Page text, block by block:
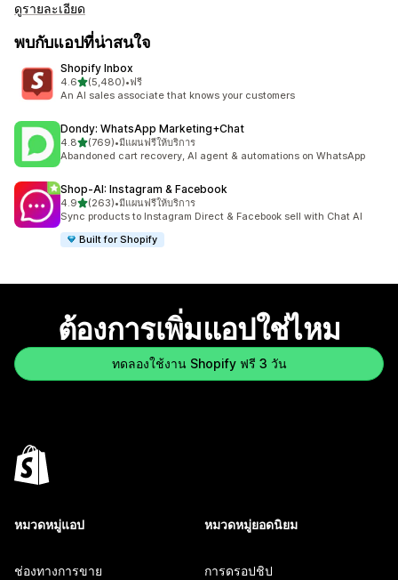
ดูรายละเอียด
พบกับแอปที่น่าสนใจ
Shopify Inbox
4.6เต็ม 5 ดาว
(5,480)
ทั้งหมด 5480 รีวิว
•ฟรี
An AI sales associate that knows your customers
Dondy: WhatsApp Marketing+Chat
4.8เต็ม 5 ดาว
(769)
ทั้งหมด 769 รีวิว
•มีแผนฟรีให้บริการ
Abandoned cart recovery, AI agent & automations on WhatsApp
Shop‑AI: Instagram & Facebook
4.9เต็ม 5 ดาว
(263)
ทั้งหมด 263 รีวิว
•มีแผนฟรีให้บริการ
Sync products to Instagram Direct & Facebook sell with Chat AI
Built for Shopify
ต้องการเพิ่มแอปใช่ไหม
ทดลองใช้งาน Shopify ฟรี 3 วัน
หมวดหมู่แอป
ช่องทางการขาย
หมวดหมู่ยอดนิยม
การดรอปชิป